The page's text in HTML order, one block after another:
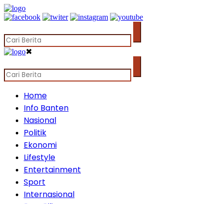
✖
Home
Info Banten
Nasional
Politik
Ekonomi
Lifestyle
Entertainment
Sport
Internasional